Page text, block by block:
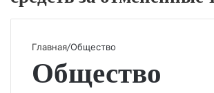
Главная/Общество
Общество